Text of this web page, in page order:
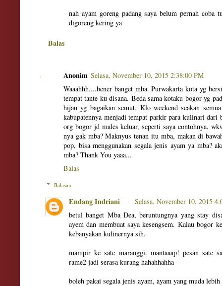
nah ayam goreng padang saya belum pernah coba
digoreng kering ya
Balas
Anonim Selasa, November 10, 2015 2:38:00 PM
Waaahhh....bener banget mba. Purwakarta kota yg
tempat tante ku disana. Beda sama kotaku bogor yg
hijau yg bagaikan semut. Klo weekend seakan
kabupatennya menjadi tempat parkir para kulinari dari
org bogor jd males keluar, seperti saya contohnya,
nya gak mba? Maknyus tenan itu mba, makan di
pop, bisa menggunakan segala jenis ayam ya mba?
mba? Thank You yaaa...
Balas
Balasan
Endang Indriani
Selasa, November 10, 2015
betul banget Mba Dea, beruntungnya yang stay
ayem dan membuat saya kesengsem. Kalau bogor
kebanyakan kulinernya sih.
mampir ke sate maranggi. mantaaap! pesan sate
rame2 jadi serasa kurang hahahhahha
boleh pakai segala jenis ayam, ayam yang muda